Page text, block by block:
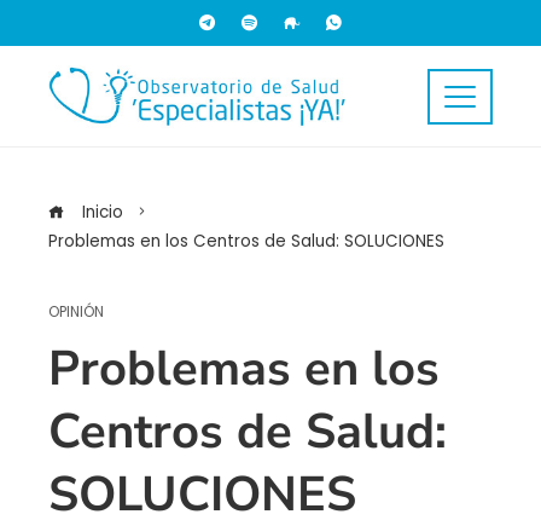
Inicio
Problemas en los Centros de Salud: SOLUCIONES
OPINIÓN
Problemas en los
Centros de Salud:
SOLUCIONES